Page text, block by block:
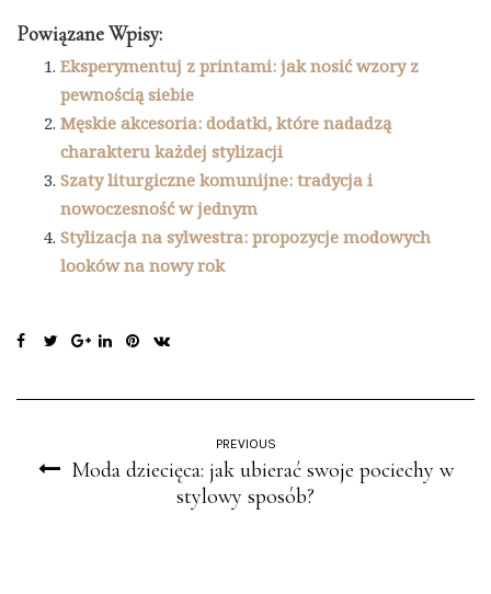
Powiązane Wpisy:
Eksperymentuj z printami: jak nosić wzory z
pewnością siebie
Męskie akcesoria: dodatki, które nadadzą
charakteru każdej stylizacji
Szaty liturgiczne komunijne: tradycja i
nowoczesność w jednym
Stylizacja na sylwestra: propozycje modowych
looków na nowy rok
PREVIOUS
Moda dziecięca: jak ubierać swoje pociechy w
stylowy sposób?